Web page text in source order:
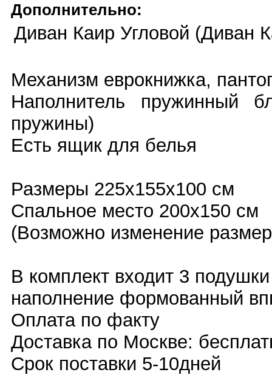
Дополнительно:
Диван Каир Угловой (Диван
Механизм еврокнижка,
Наполнитель пружинный
пружины)
Есть ящик для белья
Размеры 225x155x100 см
Спальное место 200х150 см
(Возможно изменение
В комплект входит 3
наполнение формованный
Оплата по факту
Доставка по Москве:
Срок поставки 5-10дней